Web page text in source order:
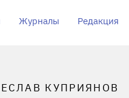
Журналы Редакция
КУПРИЯНОВ